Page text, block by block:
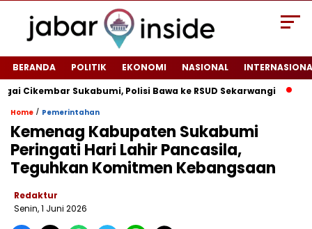
BERANDA POLITIK EKONOMI NASIONAL
Sukabumi, Polisi Bawa ke RSUD Sekarwangi‎
Tiang
Home / Pemerintahan
Kemenag Kabupaten Sukabumi
Peringati Hari Lahir Pancasila,
Teguhkan Komitmen Kebangsaan
Redaktur
Senin, 1 Juni 2026